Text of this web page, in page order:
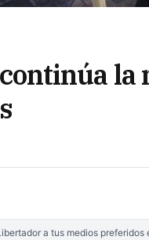
a tus medios preferidos